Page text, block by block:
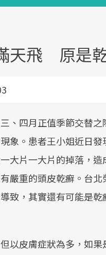
天飛 原是
、四月正值季節交替
象。患者王小姐近日
大片一大片的掉落，
嚴重的頭皮乾癬。台
致，其實還有可能是
以皮膚症狀為多，如
面
邁
政
照
關
健
全
良
發
建
改